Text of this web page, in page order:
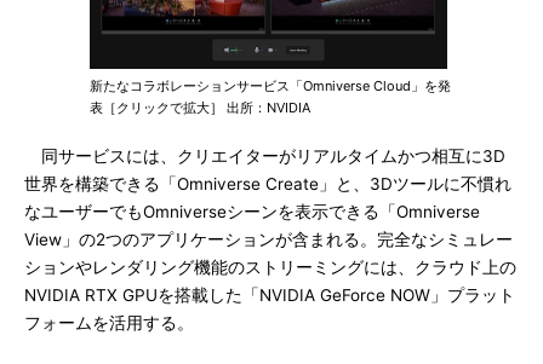
新たなコラボレーションサービス「Omniverse Cloud」を発
表［クリックで拡大］ 出所：NVIDIA
同サービスには、クリエイターがリアルタイムかつ相互に3D
世界を構築できる「Omniverse Create」と、3Dツールに不慣れ
なユーザーでもOmniverseシーンを表示できる「Omniverse
View」の2つのアプリケーションが含まれる。完全なシミュレー
ションやレンダリング機能のストリーミングには、クラウド上の
NVIDIA RTX GPUを搭載した「NVIDIA GeForce NOW」プラット
フォームを活用する。